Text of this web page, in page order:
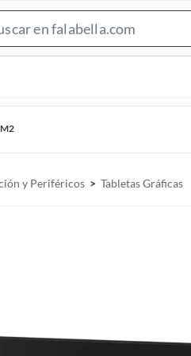
e
y Periféricos Tabletas Gráficas